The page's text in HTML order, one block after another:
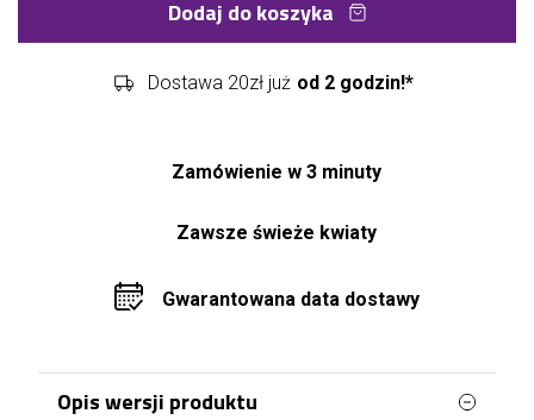
Dodaj do koszyka
Dostawa 20zł już od 2 godzin!*
Zamówienie w 3 minuty
Zawsze świeże kwiaty
Gwarantowana data dostawy
Opis wersji produktu